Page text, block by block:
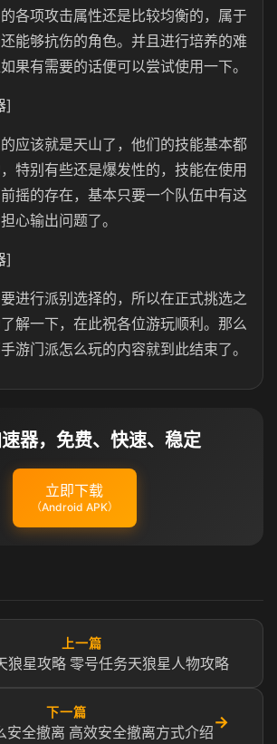
各项攻击属性还是比较均衡的，属于
能够抗伤的角色。并且进行培养的难
果有需要的话便可以尝试使用一下。
]
应该就是天山了，他们的技能基本都
特别有些还是爆发性的，技能在使用
摇的存在，基本只要一个队伍中有这
心输出问题了。
]
进行派别选择的，所以在正式挑选之
解一下，在此祝各位游玩顺利。那么
游门派怎么玩的内容就到此结束了。
器，免费、快速、稳定
立即下载
（Android APK）
上一篇
狼星攻略 零号任务天狼星人物攻略
下一篇
安全撤离 高效安全撤离方式介绍
→